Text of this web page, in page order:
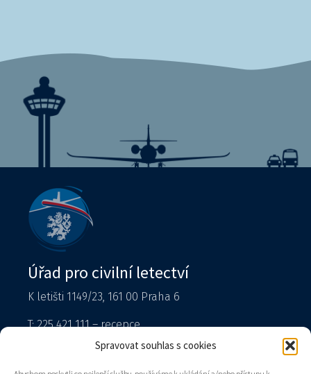
Spravovat souhlas s cookies
Úřad pro civilní letectví
K letišti 1149/23, 161 00 Praha 6
T: 225 421 111 – recepce
podatelna@caa.gov.cz